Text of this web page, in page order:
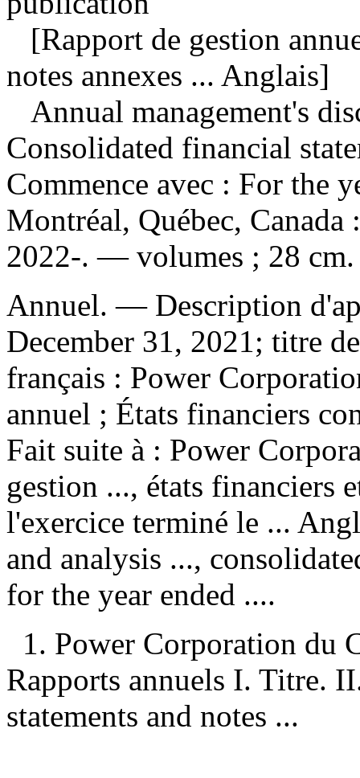
[Rapport de gestion
notes annexes ... Anglais]
Annual management's
Consolidated financial
Commence avec : For the
Montréal, Québec,
2022-. — volumes ; 28 cm.
Annuel. — Description
December 31, 2021; titre
français : Power
annuel ; États financiers
Fait suite à : Power
gestion ..., états financiers
l'exercice terminé le ...
and analysis ...,
for the year ended ....
1. Power Corporation du
Rapports annuels I. Titre.
statements and notes ...